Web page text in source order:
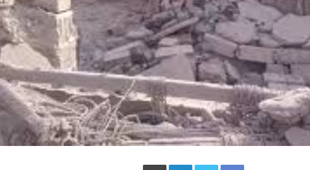
Facebook
Twitter
LinkedInطباعة